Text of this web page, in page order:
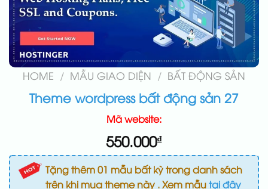
HOME / MẪU GIAO DIỆN / BẤT ĐỘNG SẢN
Theme wordpress bất động sản 27
Mã website:
550.000₫
Tặng thêm 01 mẫu bất kỳ trong danh sách
trên khi mua theme này . Xem mẫutại đây